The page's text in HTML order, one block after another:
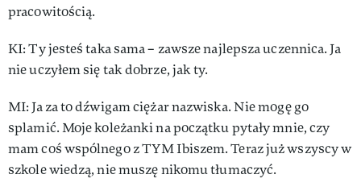
pra­co­wi­to­ścią.
KI: Ty je­steś ta­ka sa­ma – za­wsze naj­lep­sza uczen­ni­ca. Ja
nie uczy­łem się tak do­brze, jak ty.
MI: Ja za to dźwigam cię­żar na­zwi­ska. Nie mo­gę go
splamić. Mo­je ko­le­żan­ki na po­cząt­ku py­ta­ły mnie, czy
mam coś wspól­ne­go z TYM Ibi­szem. Te­raz już wszy­scy w
szko­le wie­dzą, nie mu­szę ni­ko­mu tłumaczyć.